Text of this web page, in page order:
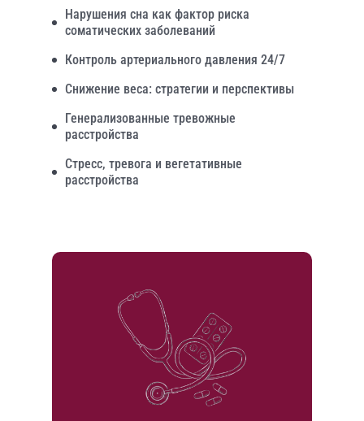
Нарушения сна как фактор риска
соматических заболеваний
Контроль артериального давления 24/7
Снижение веса: стратегии и перспективы
Генерализованные тревожные
расстройства
Стресс, тревога и вегетативные
расстройства